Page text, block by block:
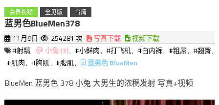
会员视频 全见版 台湾
蓝男色BlueMen378
11月9日 254281 次 写真下载
视频下载
#射精, 小兔 (3), #小鲜肉, #打飞机, #白内裤, #粗屌, #翘臀,
#肌肉, #胸肌, #腹肌, 蓝男色 BlueMen
BlueMen 蓝男色 378 小兔 大男生的浓稠发射 写真+视频